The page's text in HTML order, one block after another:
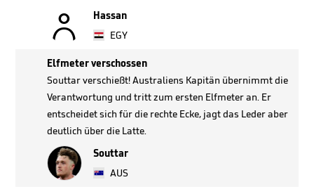

Hassan
EGY
Elfmeter verschossen
Souttar verschießt! Australiens Kapitän übernimmt die
Verantwortung und tritt zum ersten Elfmeter an. Er
entscheidet sich für die rechte Ecke, jagt das Leder aber
deutlich über die Latte.
Souttar
AUS